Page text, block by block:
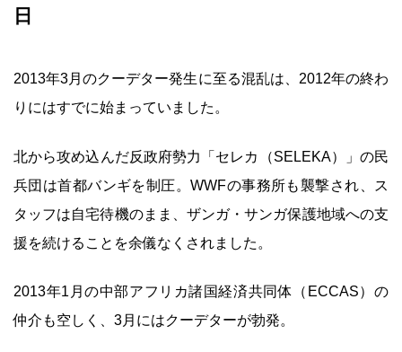
日
2013年3月のクーデター発生に至る混乱は、2012年の終わ
りにはすでに始まっていました。
北から攻め込んだ反政府勢力「セレカ（SELEKA）」の民
兵団は首都バンギを制圧。WWFの事務所も襲撃され、ス
タッフは自宅待機のまま、ザンガ・サンガ保護地域への支
援を続けることを余儀なくされました。
2013年1月の中部アフリカ諸国経済共同体（ECCAS）の
仲介も空しく、3月にはクーデターが勃発。